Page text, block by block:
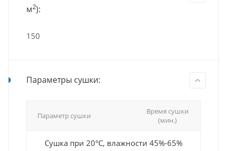
м2):
150
Параметры сушки:
Параметр сушки
Время сушки
(мин.)
Сушка при 20°С, влажности 45%-65%